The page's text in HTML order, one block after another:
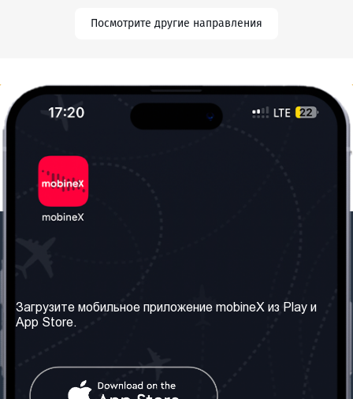
Посмотрите другие направления
Наши сервисы
Правила и Условия
Часто задаваемые
вопросы
Загрузите мобильное приложение mobineX из Play и
App Store.